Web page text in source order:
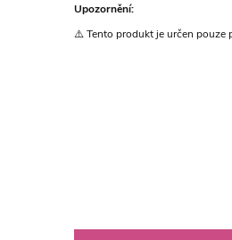
Upozornění:
⚠️ Tento produkt je určen pouze